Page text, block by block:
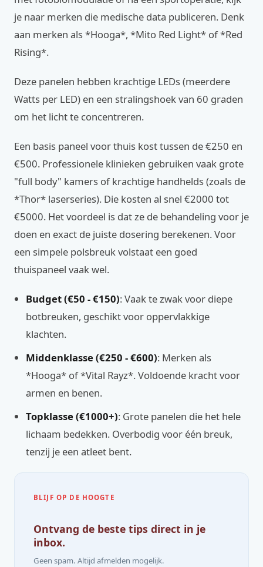
je naar merken die medische data publiceren. Denk
aan merken als *Hooga*, *Mito Red Light* of *Red
Rising*.
Deze panelen hebben krachtige LEDs (meerdere
Watts per LED) en een stralingshoek van 60 graden
om het licht te concentreren.
Een basis paneel voor thuis kost tussen de €250 en
€500. Professionele klinieken gebruiken vaak grote
"full body" kamers of krachtige handhelds (zoals de
*Thor* laserseries). Die kosten al snel €2000 tot
€5000. Het voordeel is dat ze de behandeling voor je
doen en exact de juiste dosering berekenen. Voor
een simpele polsbreuk volstaat een goed
thuispaneel vaak wel.
Budget (€50 - €150): Vaak te zwak voor diepe
botbreuken, geschikt voor oppervlakkige
klachten.
Middenklasse (€250 - €600): Merken als
*Hooga* of *Vital Rayz*. Voldoende kracht voor
armen en benen.
Topklasse (€1000+): Grote panelen die het hele
lichaam bedekken. Overbodig voor één breuk,
tenzij je een atleet bent.
BLIJF OP DE HOOGTE
Ontvang de beste tips direct in je
inbox.
Geen spam. Altijd afmelden mogelijk.